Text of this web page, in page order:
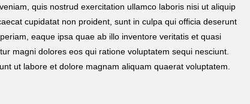
quis nostrud exercitation ullamco laboris nisi ut aliquip
cupidatat non proident, sunt in culpa qui officia deserunt
eaque ipsa quae ab illo inventore veritatis et quasi
magni dolores eos qui ratione voluptatem sequi nesciunt.
ut labore et dolore magnam aliquam quaerat voluptatem.